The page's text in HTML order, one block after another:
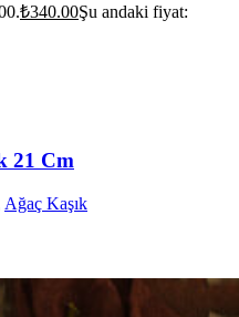
₺340.00Şu andaki fiyat:
21 Cm
Ağaç Kaşık